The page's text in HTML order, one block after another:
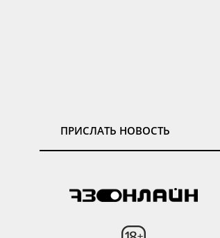
ПРИСЛАТЬ НОВОСТЬ